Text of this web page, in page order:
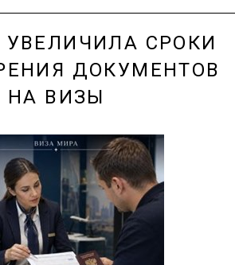
СРОКИ
ДОКУМЕНТОВ
НА ВИЗЫ